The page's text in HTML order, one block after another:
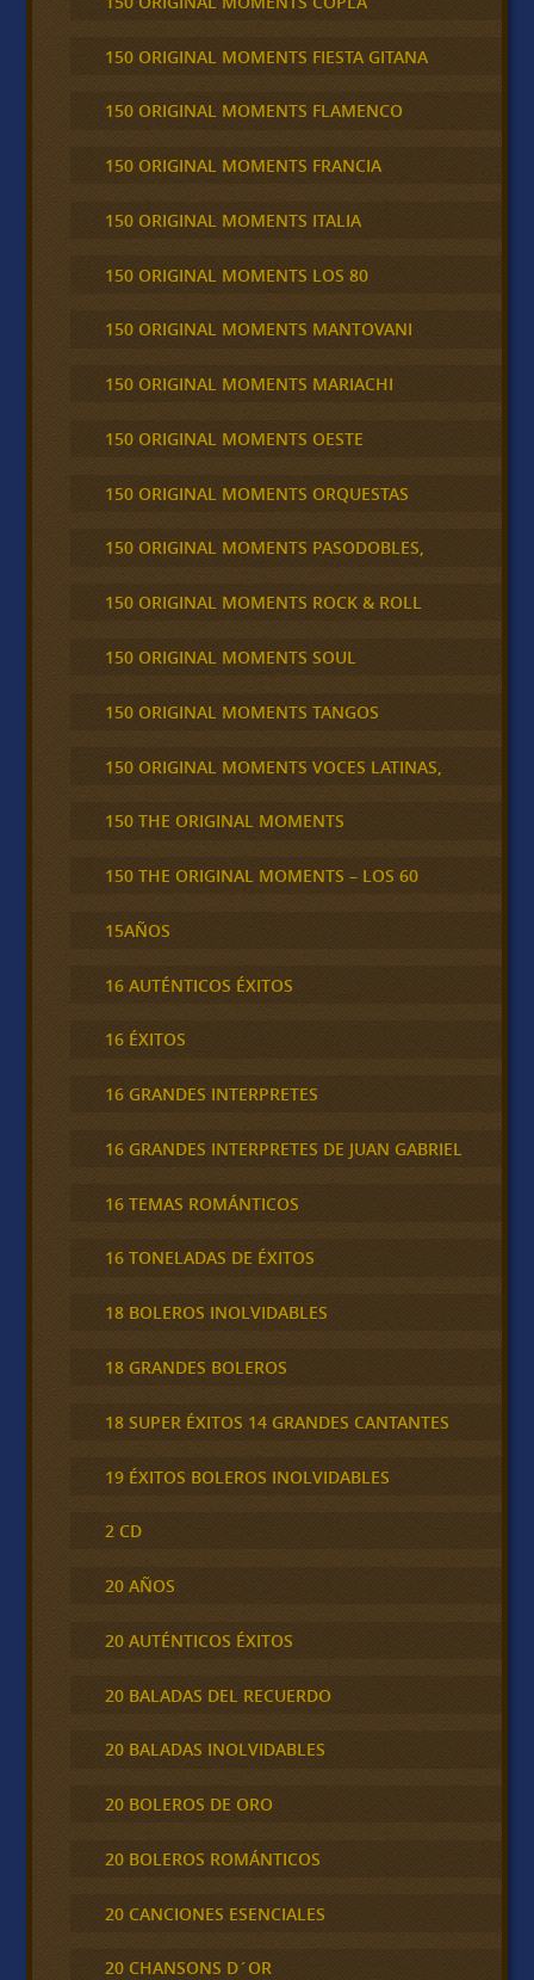
150 ORIGINAL MOMENTS FIESTA GITANA
150 ORIGINAL MOMENTS FLAMENCO
150 ORIGINAL MOMENTS FRANCIA
150 ORIGINAL MOMENTS ITALIA
150 ORIGINAL MOMENTS LOS 80
150 ORIGINAL MOMENTS MANTOVANI
150 ORIGINAL MOMENTS MARIACHI
150 ORIGINAL MOMENTS OESTE
150 ORIGINAL MOMENTS ORQUESTAS
150 ORIGINAL MOMENTS PASODOBLES,
150 ORIGINAL MOMENTS ROCK & ROLL
150 ORIGINAL MOMENTS SOUL
150 ORIGINAL MOMENTS TANGOS
150 ORIGINAL MOMENTS VOCES LATINAS,
150 THE ORIGINAL MOMENTS
150 THE ORIGINAL MOMENTS – LOS 60
15AÑOS
16 AUTÉNTICOS ÉXITOS
16 ÉXITOS
16 GRANDES INTERPRETES
16 GRANDES INTERPRETES DE JUAN GABRIEL
16 TEMAS ROMÁNTICOS
16 TONELADAS DE ÉXITOS
18 BOLEROS INOLVIDABLES
18 GRANDES BOLEROS
18 SUPER ÉXITOS 14 GRANDES CANTANTES
19 ÉXITOS BOLEROS INOLVIDABLES
2 CD
20 AÑOS
20 AUTÉNTICOS ÉXITOS
20 BALADAS DEL RECUERDO
20 BALADAS INOLVIDABLES
20 BOLEROS DE ORO
20 BOLEROS ROMÁNTICOS
20 CANCIONES ESENCIALES
20 CHANSONS D´OR